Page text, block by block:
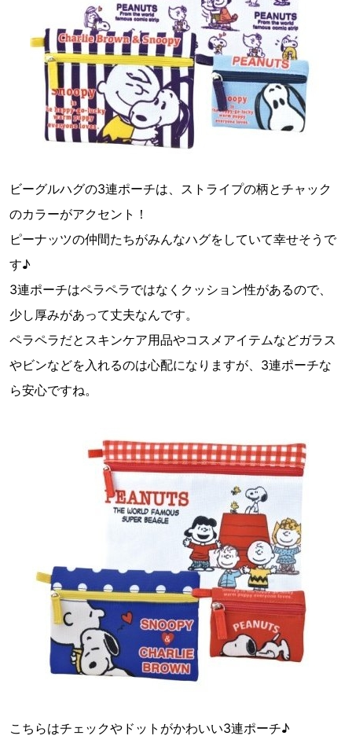
ビーグルハグの3連ポーチは、ストライプの柄とチャック
のカラーがアクセント！
ピーナッツの仲間たちがみんなハグをしていて幸せそうで
す♪
3連ポーチはペラペラではなくクッション性があるので、
少し厚みがあって丈夫なんです。
ペラペラだとスキンケア用品やコスメアイテムなどガラス
やビンなどを入れるのは心配になりますが、3連ポーチな
ら安心ですね。
こちらはチェックやドットがかわいい3連ポーチ♪